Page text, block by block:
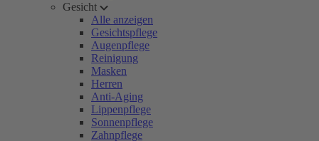
Gesicht
Alle anzeigen
Gesichtspflege
Augenpflege
Reinigung
Masken
Herren
Anti-Aging
Lippenpflege
Sonnenpflege
Zahnpflege